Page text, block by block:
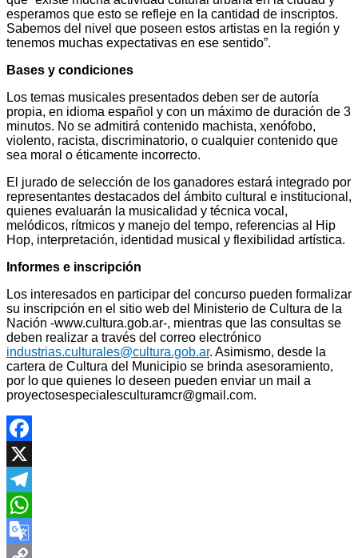
esperamos que esto se refleje en la cantidad de inscriptos.
Sabemos del nivel que poseen estos artistas en la región y
tenemos muchas expectativas en ese sentido”.
Bases y condiciones
Los temas musicales presentados deben ser de autoría
propia, en idioma español y con un máximo de duración de 3
minutos. No se admitirá contenido machista, xenófobo,
violento, racista, discriminatorio, o cualquier contenido que
sea moral o éticamente incorrecto.
El jurado de selección de los ganadores estará integrado por
representantes destacados del ámbito cultural e institucional,
quienes evaluarán la musicalidad y técnica vocal,
melódicos, rítmicos y manejo del tempo, referencias al Hip
Hop, interpretación, identidad musical y flexibilidad artística.
Informes e inscripción
Los interesados en participar del concurso pueden formalizar
su inscripción en el sitio web del Ministerio de Cultura de la
Nación -www.cultura.gob.ar-, mientras que las consultas se
deben realizar a través del correo electrónico
industrias.culturales@cultura.gob.ar. Asimismo, desde la
cartera de Cultura del Municipio se brinda asesoramiento,
por lo que quienes lo deseen pueden enviar un mail a
proyectosespecialesculturamcr@gmail.com.
Facebook
X
Telegram
WhatsApp